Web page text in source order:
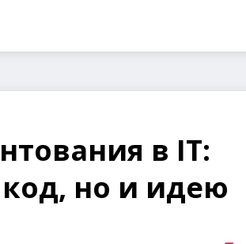
в IT:
но и идею